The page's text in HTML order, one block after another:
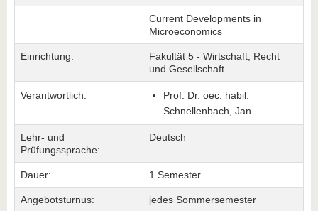
Current Developments in
Microeconomics
Einrichtung:
Fakultät 5 - Wirtschaft, Recht
und Gesellschaft
Verantwortlich:
Prof. Dr. oec. habil.
Schnellenbach, Jan
Lehr- und
Prüfungssprache:
Deutsch
Dauer: 1 Semester
Angebotsturnus: jedes Sommersemester